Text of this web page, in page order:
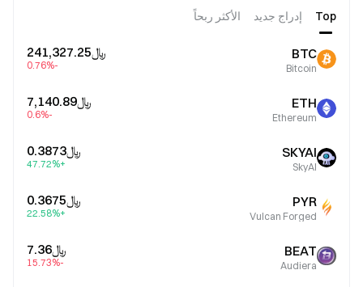
Top إدراج جديد الأكثر ربحاً
BTC
Bitcoin
﷼‎241,327.25
-0.76%
ETH
Ethereum
﷼‎7,140.89
-0.6%
SKYAI
SkyAI
﷼‎0.3873
+47.72%
PYR
Vulcan Forged
﷼‎0.3675
+22.58%
BEAT
Audiera
﷼‎7.36
-15.73%